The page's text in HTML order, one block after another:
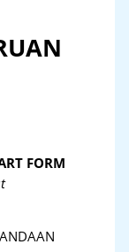
FORM